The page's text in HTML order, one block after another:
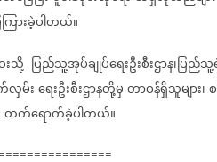
ြားခဲ့ပါတယ်။
းသို့ ပြည်သူ့အုပ်ချုပ်ရေးဦးစီးဌာန၊ပြည်
လှမ်းရေးဦးစီးဌာနတို့မှတာဝန်ရှိသူများ၊
တက်ရောက်ခဲ့ပါတယ်။